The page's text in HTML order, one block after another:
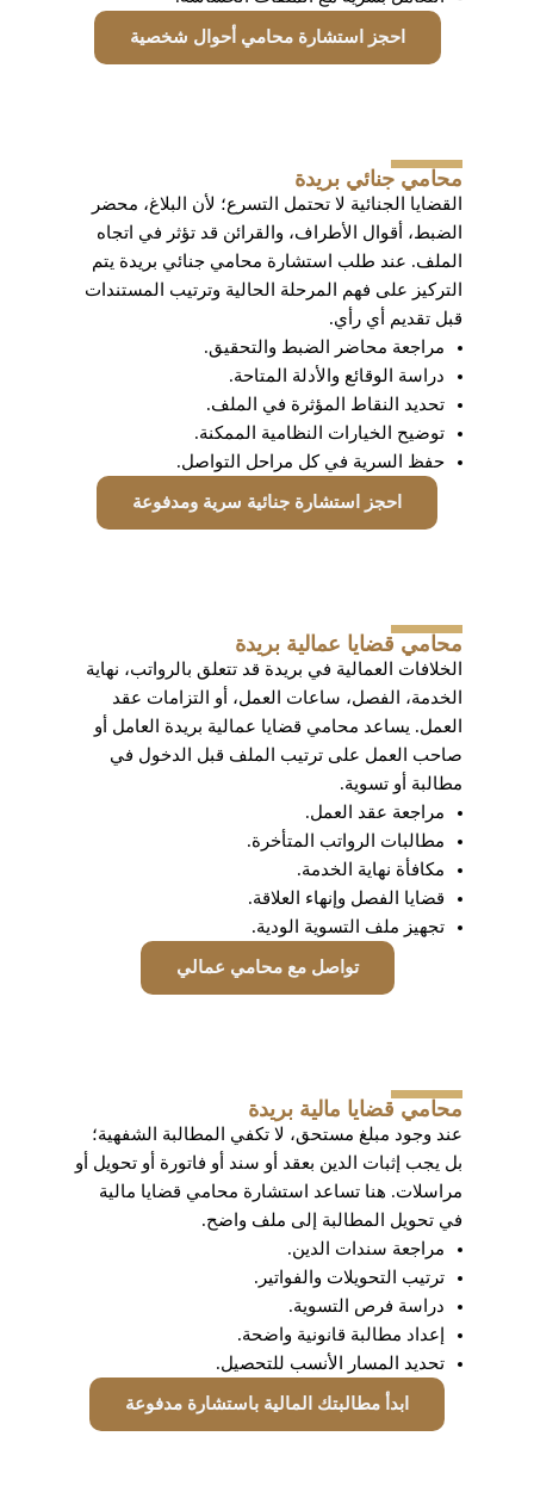
احجز استشارة محامي أحوال شخصية
محامي جنائي بريدة
القضايا الجنائية لا تحتمل التسرع؛ لأن البلاغ، محضر
الضبط، أقوال الأطراف، والقرائن قد تؤثر في اتجاه
الملف. عند طلب استشارة محامي جنائي بريدة يتم
التركيز على فهم المرحلة الحالية وترتيب المستندات
قبل تقديم أي رأي.
مراجعة محاضر الضبط والتحقيق.
دراسة الوقائع والأدلة المتاحة.
تحديد النقاط المؤثرة في الملف.
توضيح الخيارات النظامية الممكنة.
حفظ السرية في كل مراحل التواصل.
احجز استشارة جنائية سرية ومدفوعة
محامي قضايا عمالية بريدة
الخلافات العمالية في بريدة قد تتعلق بالرواتب، نهاية
الخدمة، الفصل، ساعات العمل، أو التزامات عقد
العمل. يساعد محامي قضايا عمالية بريدة العامل أو
صاحب العمل على ترتيب الملف قبل الدخول في
مطالبة أو تسوية.
مراجعة عقد العمل.
مطالبات الرواتب المتأخرة.
مكافأة نهاية الخدمة.
قضايا الفصل وإنهاء العلاقة.
تجهيز ملف التسوية الودية.
تواصل مع محامي عمالي
محامي قضايا مالية بريدة
عند وجود مبلغ مستحق، لا تكفي المطالبة الشفهية؛
بل يجب إثبات الدين بعقد أو سند أو فاتورة أو تحويل أو
مراسلات. هنا تساعد استشارة محامي قضايا مالية
في تحويل المطالبة إلى ملف واضح.
مراجعة سندات الدين.
ترتيب التحويلات والفواتير.
دراسة فرص التسوية.
إعداد مطالبة قانونية واضحة.
تحديد المسار الأنسب للتحصيل.
ابدأ مطالبتك المالية باستشارة مدفوعة